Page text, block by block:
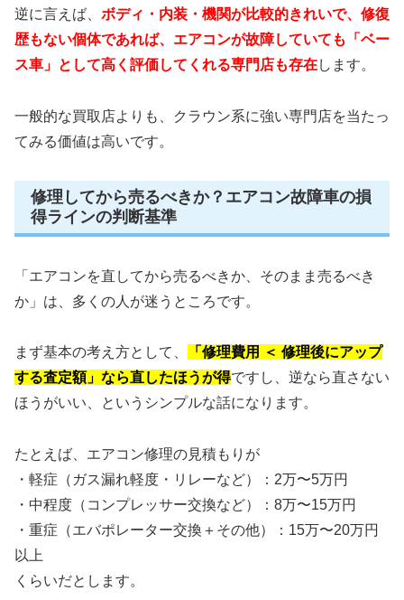
逆に言えば、 ボディ・内装・機関が比較的きれいで、修復
歴もない個体であれば、エアコンが故障していても「ベー
ス車」として高く評価してくれる専門店も存在します。
一般的な買取店よりも、クラウン系に強い専門店を当たっ
てみる価値は高いです。
修理してから売るべきか？エアコン故障車の損
得ラインの判断基準
「エアコンを直してから売るべきか、そのまま売るべき
か」は、多くの人が迷うところです。
まず基本の考え方として、
「修理費用 ＜ 修理後にアップ
する査定額」なら直したほうが得ですし、逆なら直さない
ほうがいい、というシンプルな話になります。
たとえば、エアコン修理の見積もりが
・軽症（ガス漏れ軽度・リレーなど）：2万〜5万円
・中程度（コンプレッサー交換など）：8万〜15万円
・重症（エバポレーター交換＋その他）：15万〜20万円
以上
くらいだとします。